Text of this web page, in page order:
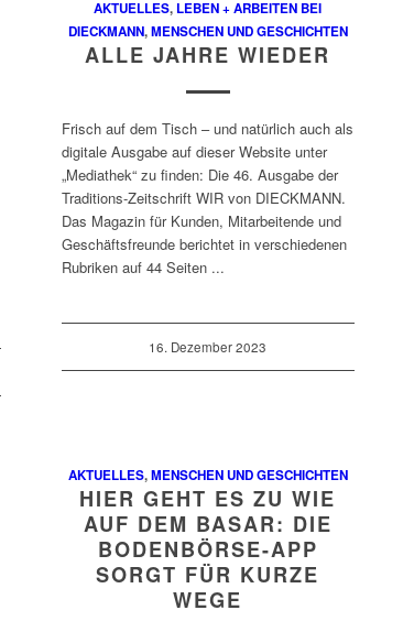
AKTUELLES, LEBEN + ARBEITEN BEI
DIECKMANN,MENSCHEN UND GESCHICHTEN
ALLE JAHRE WIEDER
Frisch auf dem Tisch – und natürlich auch als
digitale Ausgabe auf dieser Website unter
„Mediathek“ zu finden: Die 46. Ausgabe der
Traditions-Zeitschrift WIR von DIECKMANN.
Das Magazin für Kunden, Mitarbeitende und
Geschäftsfreunde berichtet in verschiedenen
Rubriken auf 44 Seiten ...
16. Dezember 2023
AKTUELLES,MENSCHEN UND GESCHICHTEN
HIER GEHT ES ZU WIE
AUF DEM BASAR: DIE
BODENBÖRSE-APP
SORGT FÜR KURZE
WEGE